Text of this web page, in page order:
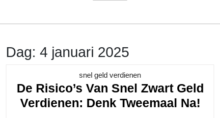
Dag: 4 januari 2025
snel geld verdienenCategory
De Risico’s Van Snel Zwart Geld
Verdienen: Denk Tweemaal Na!